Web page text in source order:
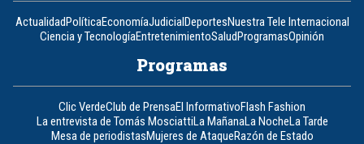
ActualidadPolíticaEconomíaJudicialDeportesNuestra Tele Internacional
Ciencia y TecnologíaEntretenimientoSaludProgramasOpinión
Programas
Clic VerdeClub de PrensaEl InformativoFlash Fashion
La entrevista de Tomás MosciattiLa MañanaLa NocheLa Tarde
Mesa de periodistasMujeres de AtaqueRazón de Estado